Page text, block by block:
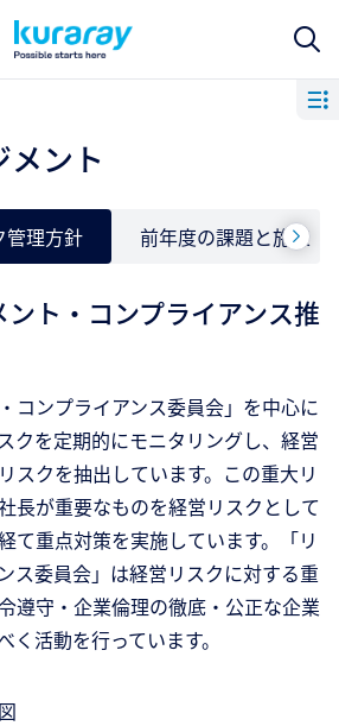
メント
管理方針 前年度の課題と施策
ント・コンプライアンス推
コンプライアンス委員会」を中心に
クを定期的にモニタリングし、経営
スクを抽出しています。この重大リ
長が重要なものを経営リスクとして
て重点対策を実施しています。「リ
ス委員会」は経営リスクに対する重
遵守・企業倫理の徹底・公正な企業
く活動を行っています。